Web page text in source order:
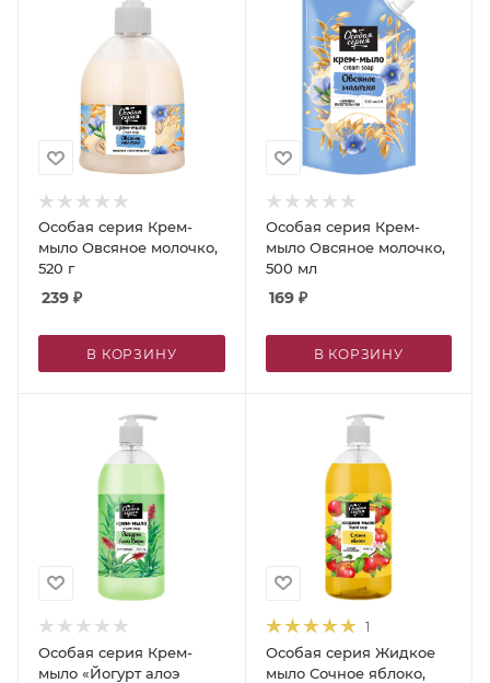
Особая серия Крем-
мыло Овсяное молочко,
520 г
239 ₽
В КОРЗИНУ
Особая серия Крем-
мыло Овсяное молочко,
500 мл
169₽
В КОРЗИНУ
Особая серия Крем-
мыло «Йогурт алоэ
1
Особая серия Жидкое
мыло Сочное яблоко,